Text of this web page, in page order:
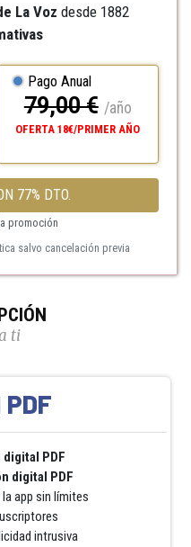
La Voz desde 1882
Pago Anual
79,00 € /año
OFERTA 18€/PRIMER AÑO
77% DTO.
promoción
salvo cancelación previa
ti
PDF
PDF
digital PDF
app sin límites
intrusiva